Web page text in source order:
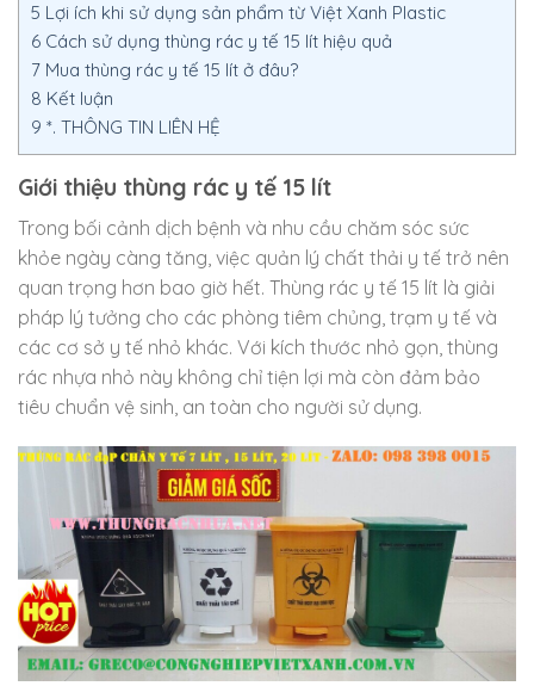
5 Lợi ích khi sử dụng sản phẩm từ Việt Xanh Plastic
6 Cách sử dụng thùng rác y tế 15 lít hiệu quả
7 Mua thùng rác y tế 15 lít ở đâu?
8 Kết luận
9 *. THÔNG TIN LIÊN HỆ
Giới thiệu thùng rác y tế 15 lít
Trong bối cảnh dịch bệnh và nhu cầu chăm sóc sức
khỏe ngày càng tăng, việc quản lý chất thải y tế trở nên
quan trọng hơn bao giờ hết. Thùng rác y tế 15 lít là giải
pháp lý tưởng cho các phòng tiêm chủng, trạm y tế và
các cơ sở y tế nhỏ khác. Với kích thước nhỏ gọn, thùng
rác nhựa nhỏ này không chỉ tiện lợi mà còn đảm bảo
tiêu chuẩn vệ sinh, an toàn cho người sử dụng.